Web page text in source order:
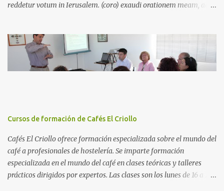
reddetur votum in Ierusalem. (coro) exaudi orationem meam, ad te
ofrecerán votos en Jerusalen. atiende mi oración, todos los cuerpos
van a tí. 2.- Kyrie eleison (coro) Kyrie eleison. Christie eleison.
Señor, ten piedad. Cristo, ten piedad. SEQUENZ SECUENCIA 3.-
siglos serán reducidos a cenizas, como profetizó David con la
exigirnos cuentas, rigurosamente! 4.- ...
Cursos de formación de Cafés El Criollo
Cafés El Criollo ofrece formación especializada sobre el mundo del
café a profesionales de hostelería. Se imparte formación
especializada en el mundo del café en clases teóricas y talleres
prácticos dirigidos por expertos. Las clases son los lunes de 16 a 20